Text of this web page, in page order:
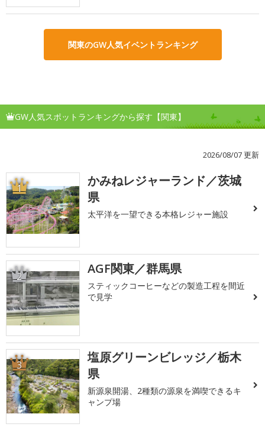
関東のGW人気イベントランキング
GW人気スポットランキングから探す【関東】
2026/08/07 更新
1
かみねレジャーランド／茨城
県
太平洋を一望できる本格レジャー施設
2 AGF関東／群馬県
スティックコーヒーなどの製造工程を間近
で見学
3
塩原グリーンビレッジ／栃木
県
新源泉開湯、2種類の源泉を満喫できるキ
ャンプ場